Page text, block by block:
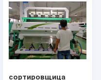
сортировщица